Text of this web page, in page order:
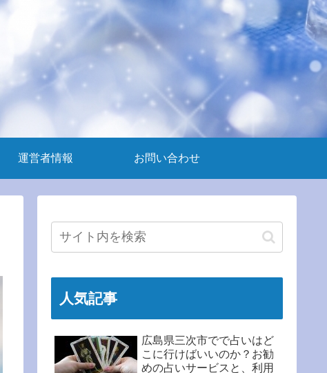
運営者情報 お問い合わせ
人気記事
広島県三次市でで占いはど
こに行けばいいのか？お勧
めの占いサービスと、利用